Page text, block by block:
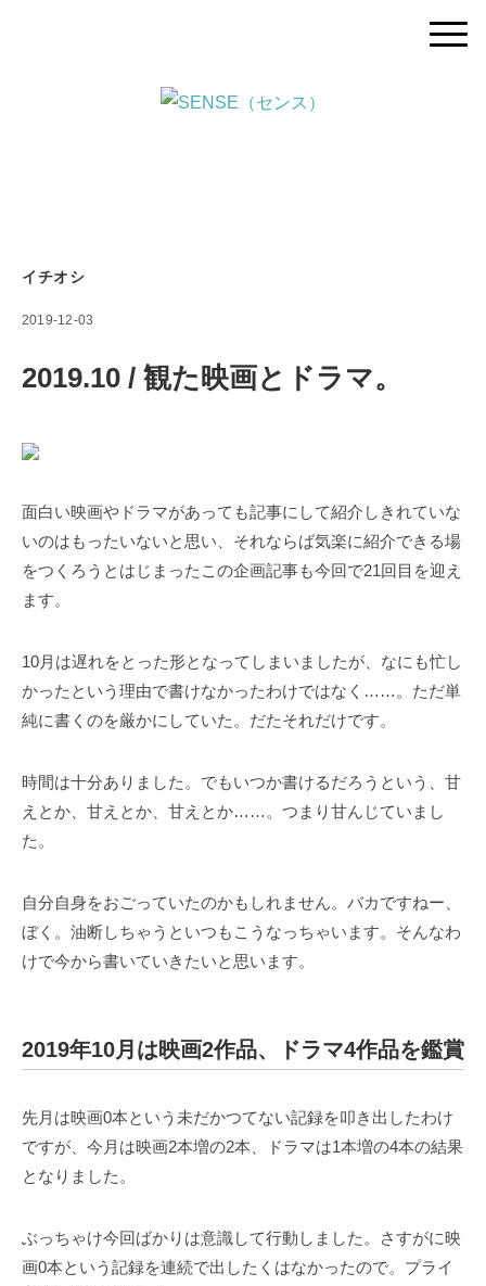
イチオシ
2019-12-03
2019.10 / 観た映画とドラマ。
面白い映画やドラマがあっても記事にして紹介しきれていな
いのはもったいないと思い、それならば気楽に紹介できる場
をつくろうとはじまったこの企画記事も今回で21回目を迎え
ます。
10月は遅れをとった形となってしまいましたが、なにも忙し
かったという理由で書けなかったわけではなく……。ただ単
純に書くのを厳かにしていた。だたそれだけです。
時間は十分ありました。でもいつか書けるだろうという、甘
えとか、甘えとか、甘えとか……。つまり甘んじていまし
た。
自分自身をおごっていたのかもしれません。バカですねー、
ぼく。油断しちゃうといつもこうなっちゃいます。そんなわ
けで今から書いていきたいと思います。
2019年10月は映画2作品、ドラマ4作品を鑑賞
先月は映画0本という未だかつてない記録を叩き出したわけ
ですが、今月は映画2本増の2本、ドラマは1本増の4本の結果
となりました。
ぶっちゃけ今回ばかりは意識して行動しました。さすがに映
画0本という記録を連続で出したくはなかったので。プライ